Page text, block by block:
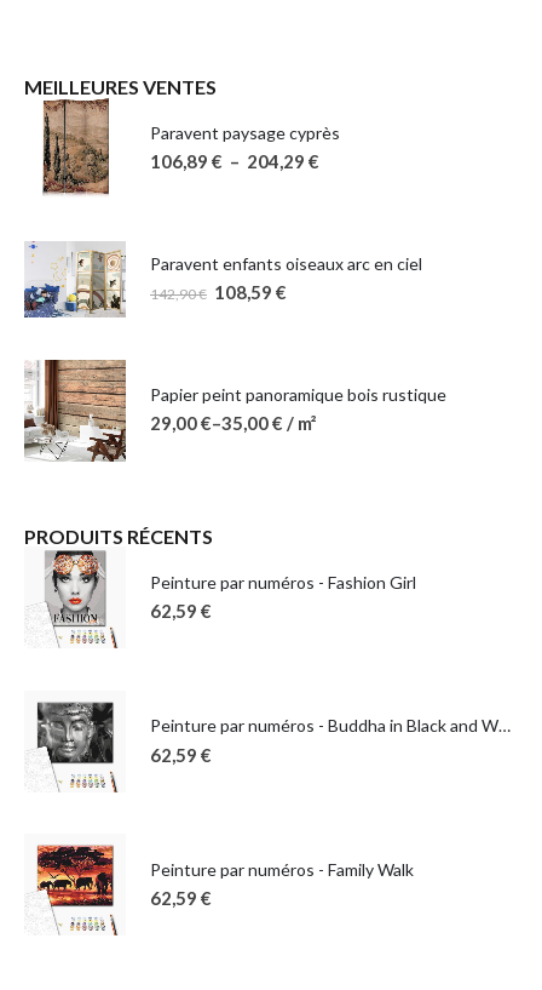
MEILLEURES VENTES
Paravent paysage cyprès
106,89 € – 204,29 €
Paravent enfants oiseaux arc en ciel
142,90€ 108,59 €
Papier peint panoramique bois rustique
29,00€–35,00€ / m²
PRODUITS RÉCENTS
Peinture par numéros - Fashion Girl
62,59 €
Peinture par numéros - Buddha in Black and White
62,59 €
Peinture par numéros - Family Walk
62,59 €